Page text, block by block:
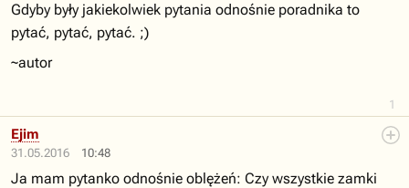
1
Gdyby były jakiekolwiek pytania odnośnie poradnika to
pytać, pytać, pytać. ;)
~autor
31.05.2016 10:48
Ejim
Ja mam pytanko odnośnie oblężeń: Czy wszystkie zamki